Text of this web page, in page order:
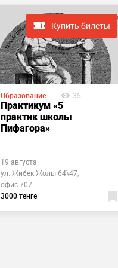
Купить билеты
Образование 35
Практикум «5
практик школы
Пифагора»
19 августа
ул. Жибек Жолы 64\47,
офис 707
3000 тенге